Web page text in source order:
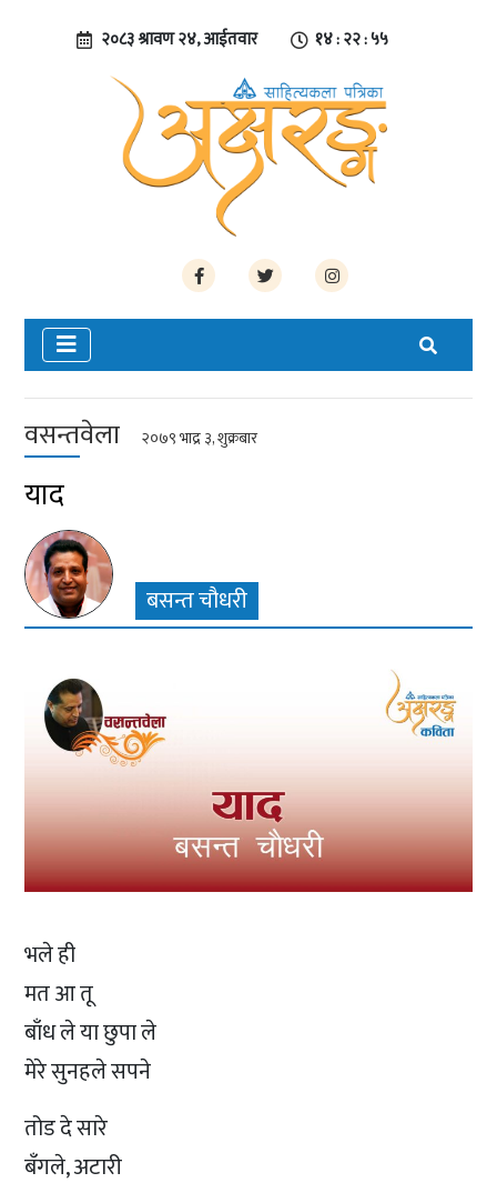
२०८३ श्रावण २४, आईतवार १४ : २२ : ५५
वसन्तवेला २०७९ भाद्र ३, शुक्रबार
याद
बसन्त चौधरी
भले ही
मत आ तू
बाँध ले या छुपा ले
मेरे सुनहले सपने
तोड दे सारे
बँगले, अटारी